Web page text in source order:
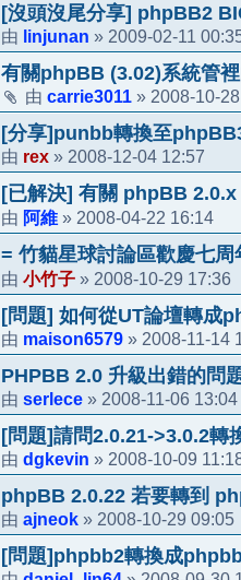
[沒頭沒尾分享] phpBB2
由 linjunan » 2009-02-11
有關phpBB (3.02)系統管
由 carrie3011 » 2008-10-
[分享]punbb轉換至
由 rex » 2008-12-04 12:57
[已解決] 有關 phpBB
由 阿維 » 2008-04-22 16:14
= 竹貓星球討論區歡慶七
由 小竹子 » 2008-10-29 17:36
[問題] 如何從UT論壇轉成
由 maison6579 » 2008-11-14
PHPBB 2.0 升級出錯的問
由 serlece » 2008-11-06 13:04
[問題]請問2.0.21->3.0.2轉
由 dgkevin » 2008-10-09
phpBB 2.0.22 若要轉到
由 ajneok » 2008-10-29 09:05
[問題]phpbb2轉換成